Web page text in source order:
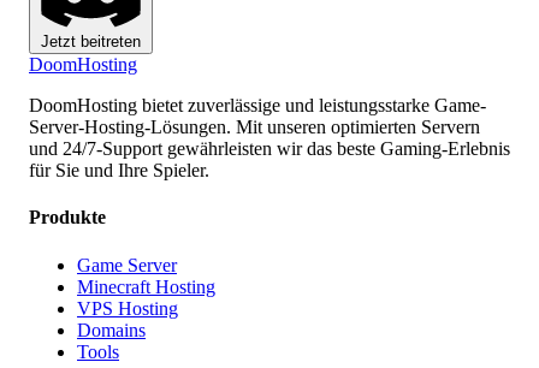
Jetzt beitreten
DoomHosting
DoomHosting bietet zuverlässige und leistungsstarke Game-
Server-Hosting-Lösungen. Mit unseren optimierten Servern
und 24/7-Support gewährleisten wir das beste Gaming-Erlebnis
für Sie und Ihre Spieler.
Produkte
Game Server
Minecraft Hosting
VPS Hosting
Domains
Tools